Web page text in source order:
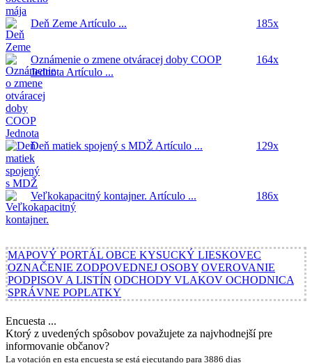
Deň Zeme Artículo ... 185x
Oznámenie o zmene otváracej doby COOP
Jednota Artículo ...
164x
Deň matiek spojený s MDŽ Artículo ... 129x
Veľkokapacitný kontajner. Artículo ... 186x
MAPOVÝ PORTÁL OBCE KYSUCKÝ LIESKOVEC
OZNAČENIE ZODPOVEDNEJ OSOBY OVEROVANIE
PODPISOV A LISTÍN ODCHODY VLAKOV OCHODNICA
SPRÁVNE POPLATKY
Encuesta ...
Ktorý z uvedených spôsobov považujete za najvhodnejší pre
informovanie občanov?
La votación en esta encuesta se está ejecutando para 3886 dias